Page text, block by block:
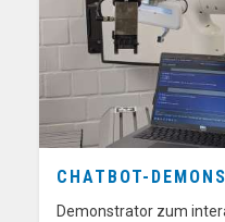
CHATBOT-
Demonstrator zum